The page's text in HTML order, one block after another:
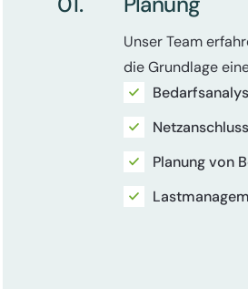
Unser Team
die Grundlage
Planung von